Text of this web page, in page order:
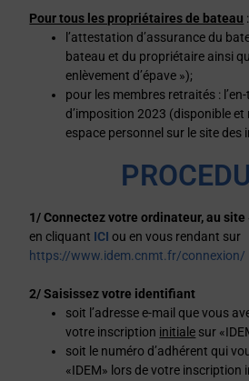
Pour tous les propriétaires de bateau :
l’attestation d’assurance du
bateau et du propriétaire ainsi
enlèvement d’épave »);
pour les membres retraités : l’en-
d’imposition 2023 (disponible
espace personnel sur le site des
1/ Connectez votre ordinateur, au site
en cliquant ICI ou en vous rendant sur
https://www.idem.cnmt.fr/connexion/
2/ Saisissez votre identifiant
soit l’adresse e-mail que vous
votre inscription initiale sur
soit le numéro d’adhérent qui
«IDEM» lors de votre inscription